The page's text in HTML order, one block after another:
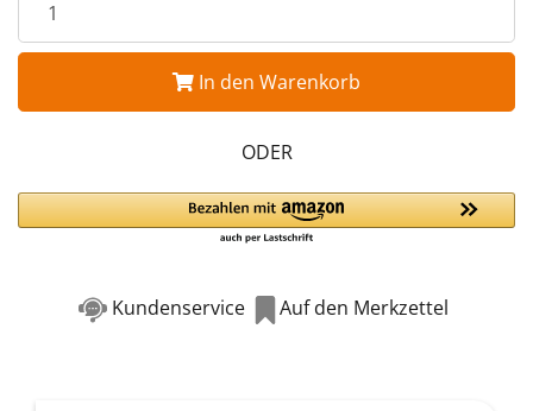
In den Warenkorb
ODER
Kundenservice Auf den Merkzettel